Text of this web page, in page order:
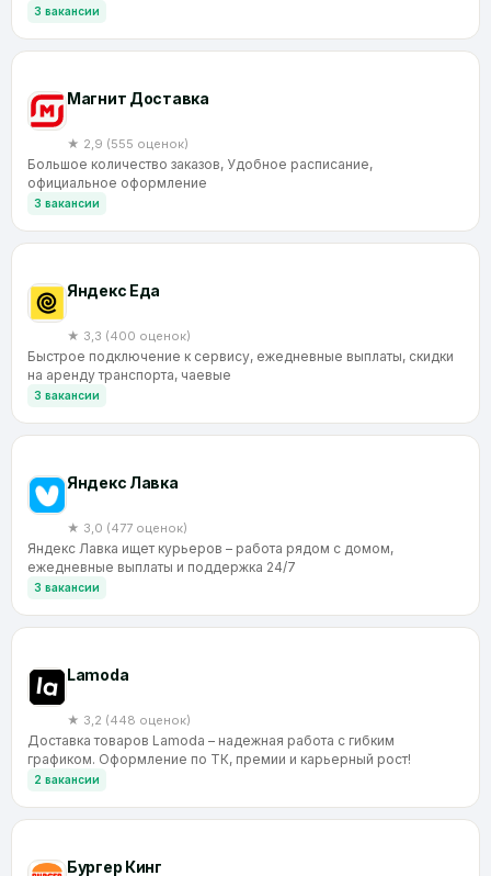
3 вакансии
Магнит Доставка
★ 2,9 (555 оценок)
Большое количество заказов, Удобное расписание,
официальное оформление
3 вакансии
Яндекс Еда
★ 3,3 (400 оценок)
Быстрое подключение к сервису, ежедневные выплаты, скидки
на аренду транспорта, чаевые
3 вакансии
Яндекс Лавка
★ 3,0 (477 оценок)
Яндекс Лавка ищет курьеров – работа рядом с домом,
ежедневные выплаты и поддержка 24/7
3 вакансии
Lamoda
★ 3,2 (448 оценок)
Доставка товаров Lamoda – надежная работа с гибким
графиком. Оформление по ТК, премии и карьерный рост!
2 вакансии
Бургер Кинг